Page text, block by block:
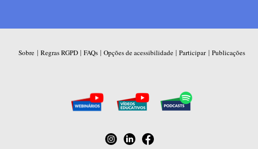
Sobre | Regras RGPD | FAQs | Opções de acessibilidade | Participar| Publicações